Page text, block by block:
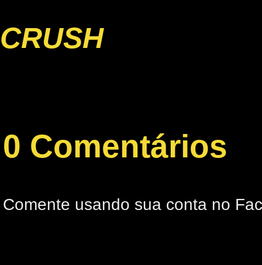
CRUSH
0 Comentários
Comente usando sua conta no